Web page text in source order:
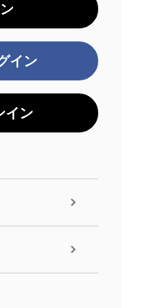
イン
イン